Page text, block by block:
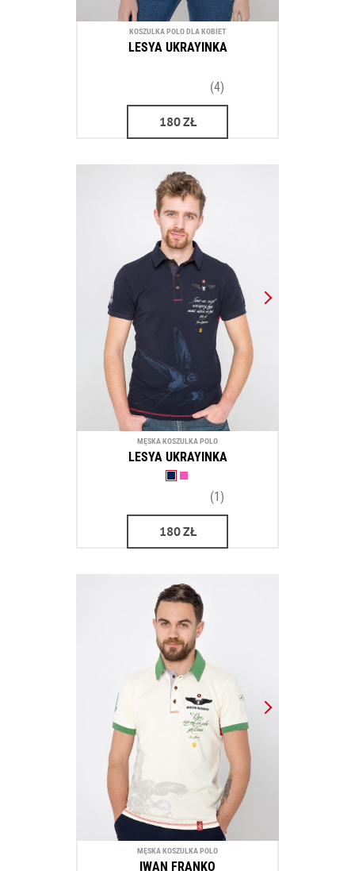
KOSZULKA POLO DLA KOBIET
LESYA UKRAYINKA
(4)
180ZŁ
MĘSKA KOSZULKA POLO
LESYA UKRAYINKA
(1)
180ZŁ
MĘSKA KOSZULKA POLO
IWAN FRANKO